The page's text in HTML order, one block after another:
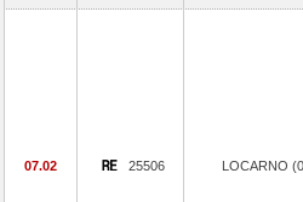
07.02 25506 LOCARNO